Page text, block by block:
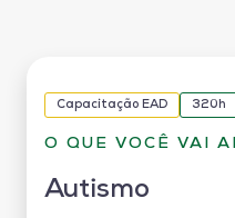
Capacitação EAD 320h
O QUE VOCÊ VAI
Autismo